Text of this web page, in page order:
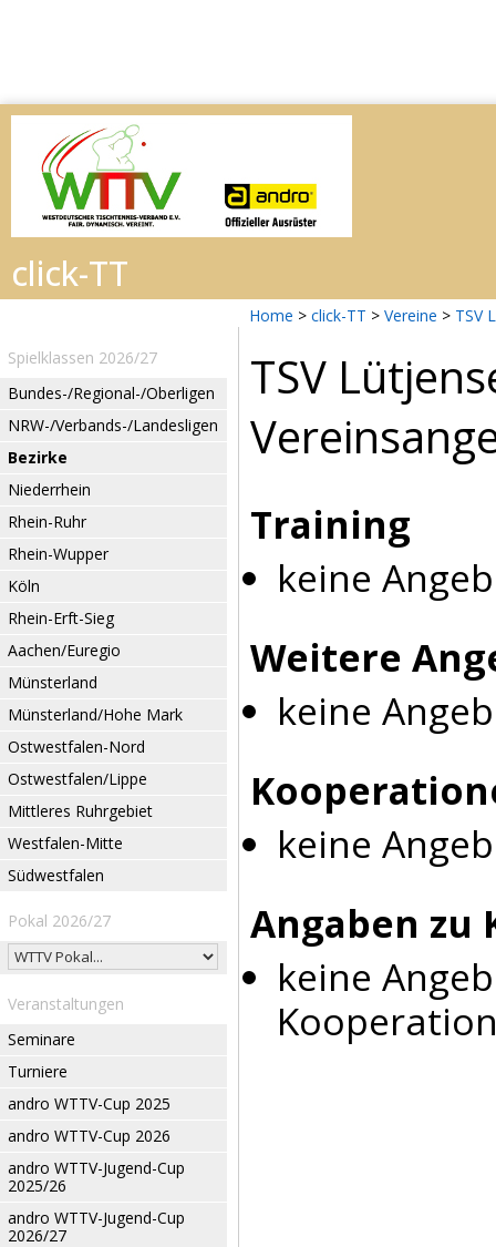
Home > click-TT > Vereine > TSV
Spielklassen 2026/27
Bundes-/Regional-/Oberligen
NRW-/Verbands-/Landesligen
Bezirke
Niederrhein
Rhein-Ruhr
Rhein-Wupper
Köln
Rhein-Erft-Sieg
Aachen/Euregio
Münsterland
Münsterland/Hohe Mark
Ostwestfalen-Nord
Ostwestfalen/Lippe
Mittleres Ruhrgebiet
Westfalen-Mitte
Südwestfalen
Pokal 2026/27
Veranstaltungen
Seminare
Turniere
andro WTTV-Cup 2025
andro WTTV-Cup 2026
andro WTTV-Jugend-Cup
2025/26
andro WTTV-Jugend-Cup
2026/27
TSV
Training
keine
Weitere
keine
keine
Angaben
keine